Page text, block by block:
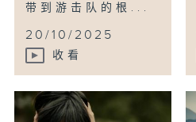
带到游击队的根...
20/10/2025
收看